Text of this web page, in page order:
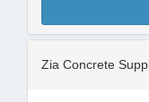
Zia Concrete